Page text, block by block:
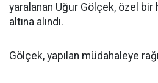
yaralanan Uğur Gölçek, özel
altına alındı.
Gölçek, yapılan müdahaleye